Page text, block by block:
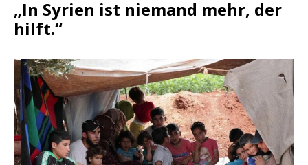
„In Syrien ist niemand mehr, der
hilft.“